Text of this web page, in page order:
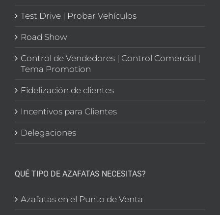
Test Drive | Probar Vehículos
Road Show
Control de Vendedores | Control Comercial |
Tema Promotion
Fidelización de clientes
Incentivos para Clientes
Delegaciones
QUÉ TIPO DE AZAFATAS NECESITAS?
Azafatas en el Punto de Venta